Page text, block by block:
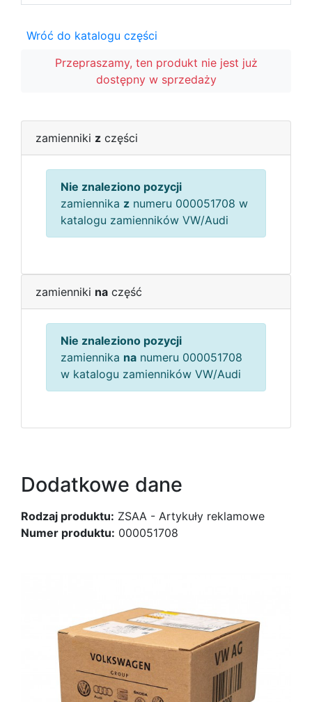
Wróć do katalogu części
Przepraszamy, ten produkt nie jest już
dostępny w sprzedaży
zamienniki z części
Nie znaleziono pozycji
zamiennika z numeru 000051708 w
katalogu zamienników VW/Audi
zamienniki na część
Nie znaleziono pozycji
zamiennika na numeru 000051708
w katalogu zamienników VW/Audi
Dodatkowe dane
Rodzaj produktu: ZSAA - Artykuły reklamowe
Numer produktu: 000051708